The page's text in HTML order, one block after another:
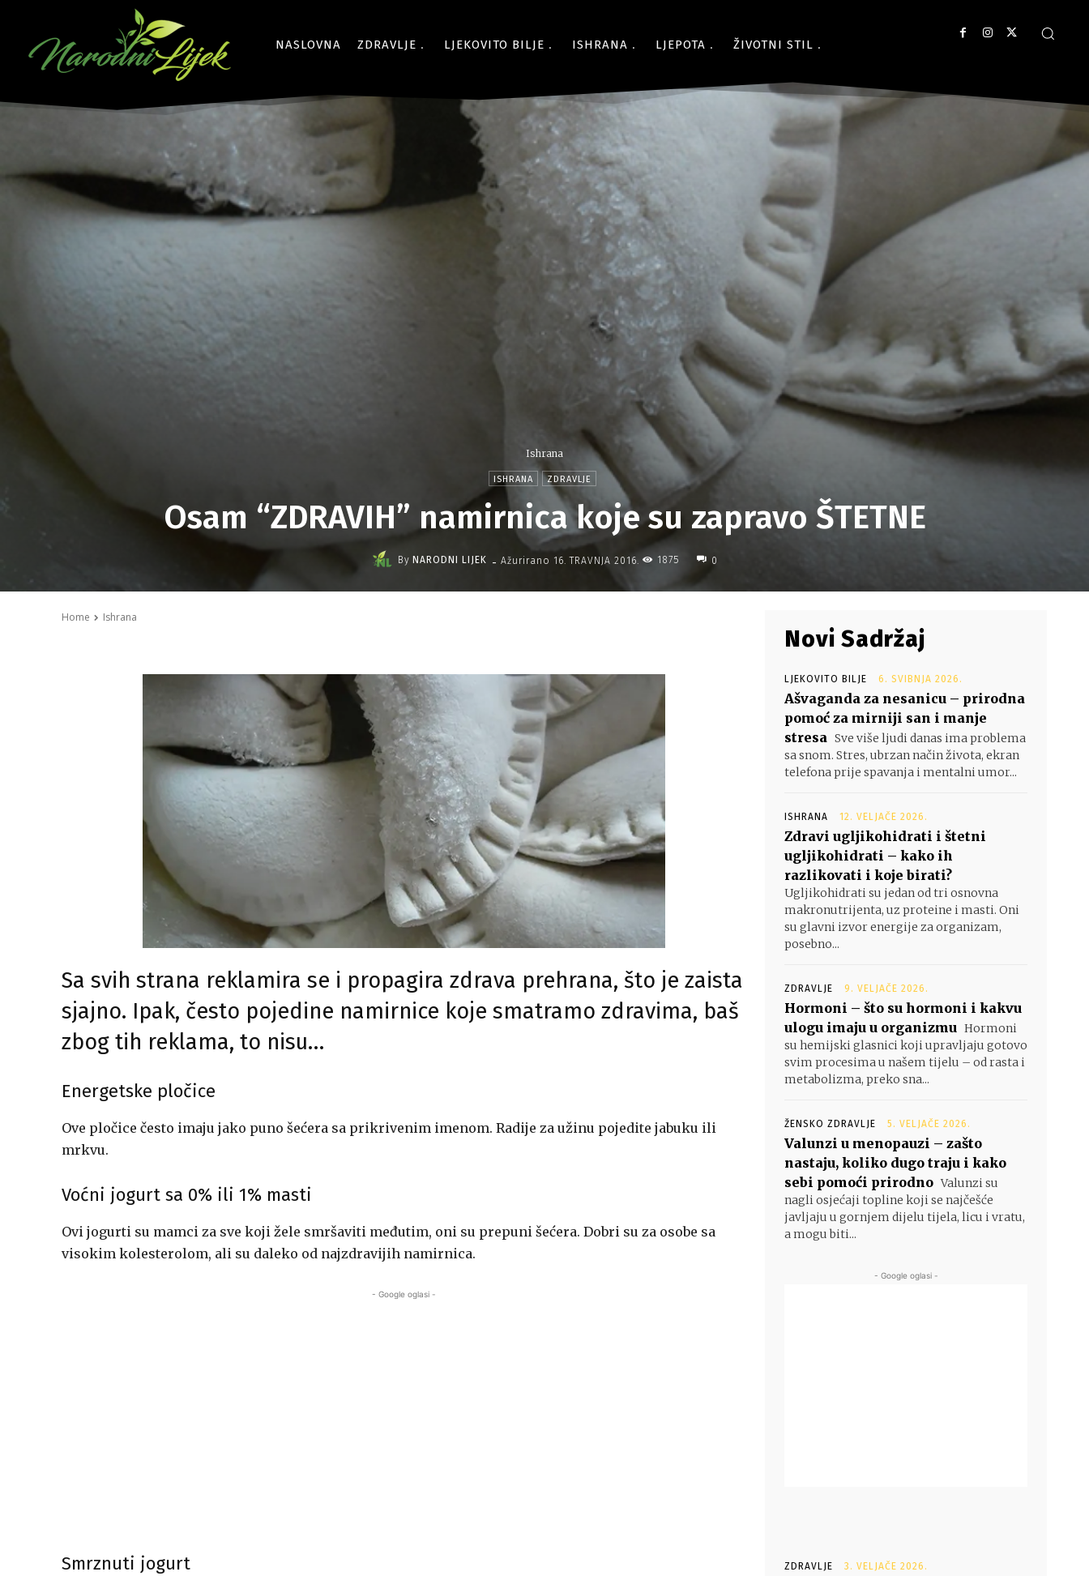
NASLOVNA ZDRAVLJE LJEKOVITO BILJE ISHRANA LJEPOTA ŽIVOTNI STIL
Ishrana
ISHRANA ZDRAVLJE
Osam “ZDRAVIH” namirnica koje su zapravo ŠTETNE
By NARODNI LIJEK - Ažurirano 16. TRAVNJA 2016. 1875 0
Home Ishrana
Sa svih strana reklamira se i propagira zdrava prehrana, što je zaista
sjajno. Ipak, često pojedine namirnice koje smatramo zdravima, baš
zbog tih reklama, to nisu…
Energetske pločice
Ove pločice često imaju jako puno šećera sa prikrivenim imenom. Radije za užinu pojedite jabuku ili
mrkvu.
Voćni jogurt sa 0% ili 1% masti
Ovi jogurti su mamci za sve koji žele smršaviti međutim, oni su prepuni šećera. Dobri su za osobe sa
visokim kolesterolom, ali su daleko od najzdravijih namirnica.
- Google oglasi -
Smrznuti jogurt
Novi Sadržaj
LJEKOVITO BILJE 6. SVIBNJA 2026.
Ašvaganda za nesanicu – prirodna
pomoć za mirniji san i manje
stresa Sve više ljudi danas ima problema
sa snom. Stres, ubrzan način života, ekran
telefona prije spavanja i mentalni umor...
ISHRANA 12. VELJAČE 2026.
Zdravi ugljikohidrati i štetni
ugljikohidrati – kako ih
razlikovati i koje birati?
Ugljikohidrati su jedan od tri osnovna
makronutrijenta, uz proteine i masti. Oni
su glavni izvor energije za organizam,
posebno...
ZDRAVLJE 9. VELJAČE 2026.
Hormoni – što su hormoni i kakvu
ulogu imaju u organizmu Hormoni
su hemijski glasnici koji upravljaju gotovo
svim procesima u našem tijelu – od rasta i
metabolizma, preko sna...
ŽENSKO ZDRAVLJE 5. VELJAČE 2026.
Valunzi u menopauzi – zašto
nastaju, koliko dugo traju i kako
sebi pomoći prirodno Valunzi su
nagli osjećaji topline koji se najčešće
javljaju u gornjem dijelu tijela, licu i vratu,
a mogu biti...
- Google oglasi -
ZDRAVLJE 3. VELJAČE 2026.